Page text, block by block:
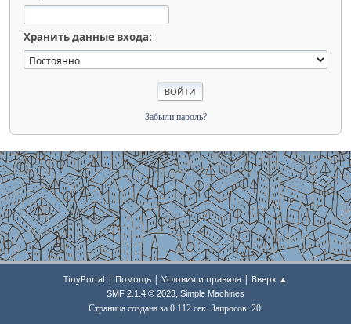
Хранить данные входа:
Забыли пароль?
TinyPortal | Помощь | Условия и правила | Вверх ▲
SMF 2.1.4 © 2023, Simple Machines
Страница создана за 0.112 сек. Запросов: 20.